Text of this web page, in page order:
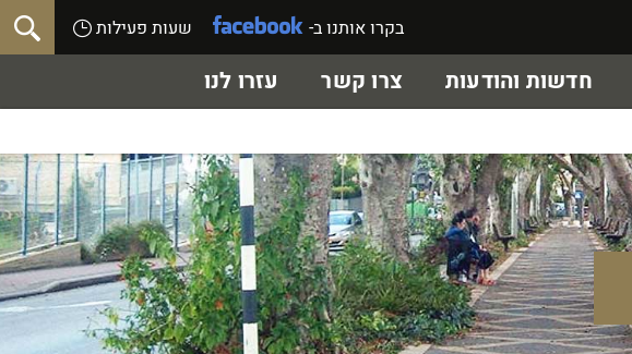
בקרו אותנו ב- שעות פעילות
חדשות והודעות צרו קשר עזרו לנו